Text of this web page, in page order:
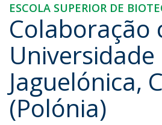
ESCOLA SUPERIOR DE
Colaboração
Universidade
Jaguelónica,
(Polónia)